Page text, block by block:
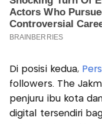
Di posisi kedua,
followers. The
penjuru ibu kota
digital tersendiri